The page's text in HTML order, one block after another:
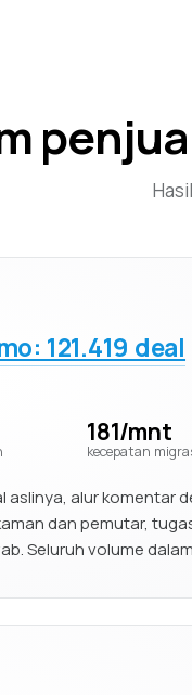
121.419 deal
181/mnt
kecepatan
aslinya, alur komentar
dan pemutar,
Seluruh volume